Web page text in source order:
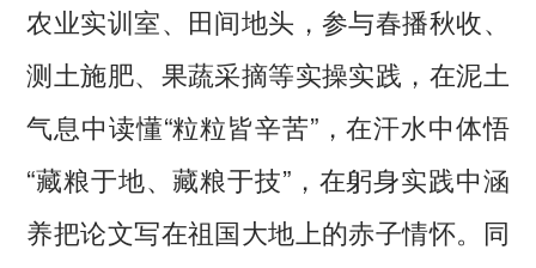
农业实训室、田间地头，参与春播秋收、
测土施肥、果蔬采摘等实操实践，在泥土
气息中读懂“粒粒皆辛苦”，在汗水中体悟
“藏粮于地、藏粮于技”，在躬身实践中涵
养把论文写在祖国大地上的赤子情怀。同